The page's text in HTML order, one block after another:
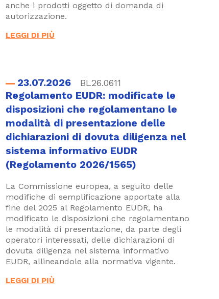
anche i prodotti oggetto di domanda di
autorizzazione.
LEGGI DI PIÙ
23.07.2026 BL26.0611
Regolamento EUDR: modificate le
disposizioni che regolamentano le
modalità di presentazione delle
dichiarazioni di dovuta diligenza nel
sistema informativo EUDR
(Regolamento 2026/1565)
La Commissione europea, a seguito delle
modifiche di semplificazione apportate alla
fine del 2025 al Regolamento EUDR, ha
modificato le disposizioni che regolamentano
le modalità di presentazione, da parte degli
operatori interessati, delle dichiarazioni di
dovuta diligenza nel sistema informativo
EUDR, allineandole alla normativa vigente.
LEGGI DI PIÙ